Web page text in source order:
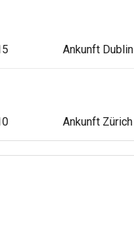
Ankunft Dublin
Ankunft Zürich